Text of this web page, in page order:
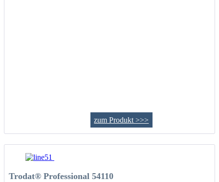
zum Produkt >>>
Trodat® Professional 54110